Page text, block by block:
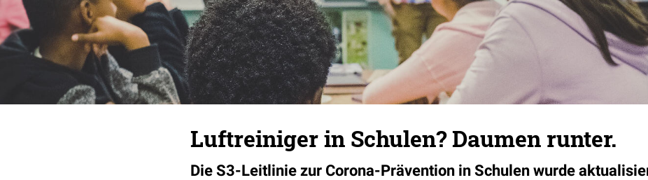
Luftreiniger in Schulen? Daumen runter.
Die S3-Leitlinie zur Corona-Prävention in Schulen wurde